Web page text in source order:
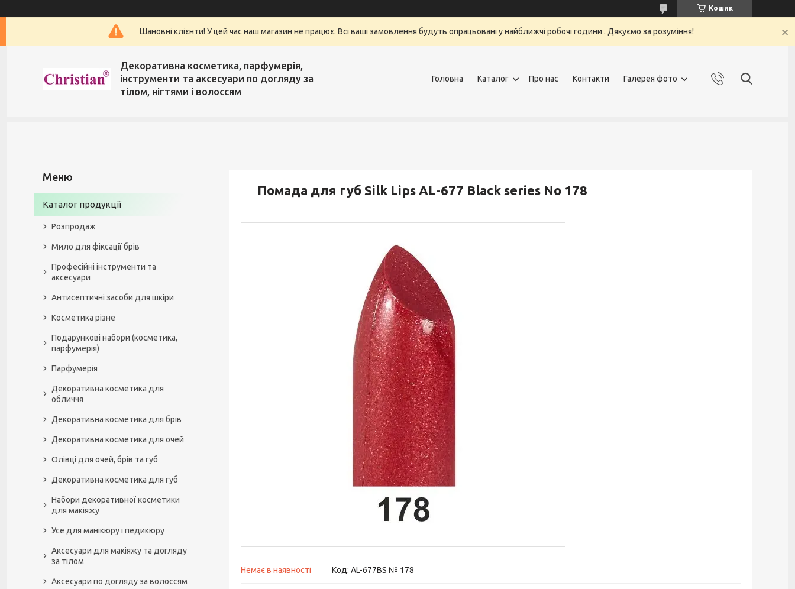
Кошик
Шановні клієнти! У цей час наш магазин не працює. Всі ваші замовлення будуть опрацьовані у найближчі робочі години . Дякуємо за розуміння!
Декоративна косметика, парфумерія,
інструменти та аксесуари по догляду за
тілом, нігтями і волоссям
Головна Каталог Про нас Контакти Галерея фото
Помада для губ Silk Lips AL-677 Black series No 178
Немає в наявності Код: AL-677BS № 178
Каталог продукції
Розпродаж
Мило для фіксації брів
Професійні інструменти та
аксесуари
Антисептичні засоби для шкіри
Косметика різне
Подарункові набори (косметика,
парфумерія)
Парфумерія
Декоративна косметика для
обличчя
Декоративна косметика для брів
Декоративна косметика для очей
Олівці для очей, брів та губ
Декоративна косметика для губ
Набори декоративної косметики
для макіяжу
Усе для манікюру і педикюру
Аксесуари для макіяжу та догляду
за тілом
Аксесуари по догляду за волоссям